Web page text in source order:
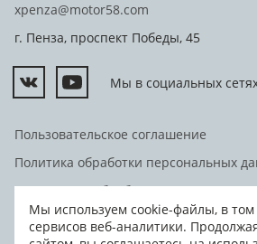
xpenza@motor58.com
г. Пенза, проспект Победы, 45
Мы в социальных
Пользовательское соглашение
Политика обработки персональных
Согласие на обработку
Согласие на передачу персональных
лицам
Мы используем cookie-файлы, в том
сервисов веб-аналитики.